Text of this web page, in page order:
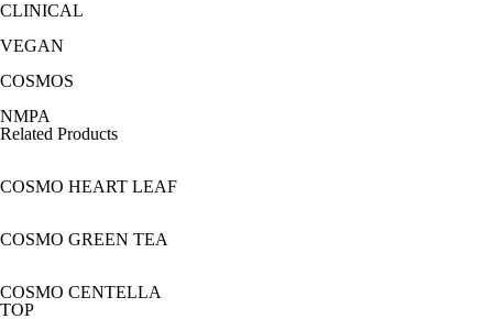
CLINICAL
VEGAN
COSMOS
NMPA
Related Products
COSMO HEART LEAF
COSMO GREEN TEA
COSMO CENTELLA
TOP